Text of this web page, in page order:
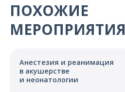
ПОХОЖИЕ
МЕРОПРИЯТИЯ
Анестезия и реанимация
в акушерстве
и неонатологии